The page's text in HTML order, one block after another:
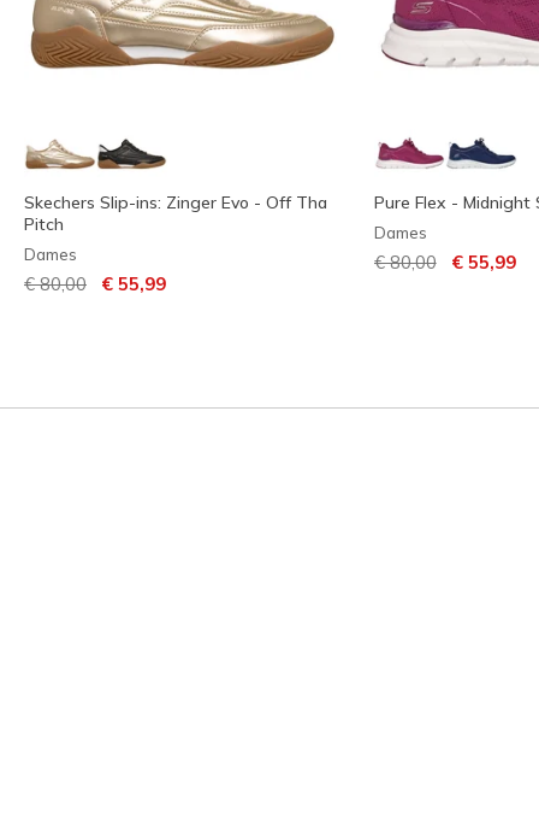
Skechers Slip-ins: Zinger Evo - Off Tha
Pitch
Dames
Prijs verlaagd van
€ 80,00 naar
€ 55,99
Pure Flex - Midnight
Dames
Prijs verlaagd van
€ 80,00naar
€ 55,99